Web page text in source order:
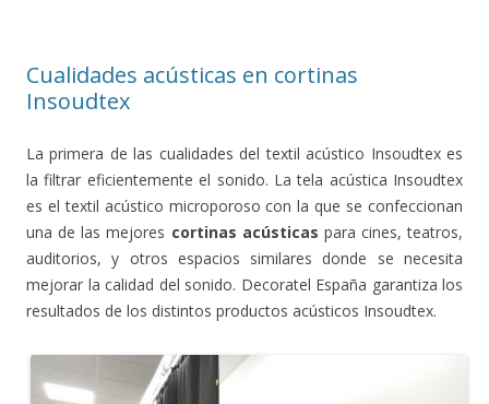
Cualidades acústicas en cortinas
Insoudtex
La primera de las cualidades del textil acústico Insoudtex es
la filtrar eficientemente el sonido. La tela acústica Insoudtex
es el textil acústico microporoso con la que se confeccionan
una de las mejores cortinas acústicas para cines, teatros,
auditorios, y otros espacios similares donde se necesita
mejorar la calidad del sonido. Decoratel España garantiza los
resultados de los distintos productos acústicos Insoudtex.